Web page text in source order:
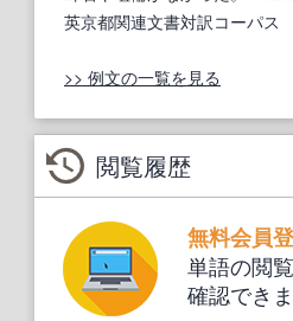
英京都関連文書対訳コーパス
>> 例文の一覧を見る
閲覧履歴
無料会員
単語の閲
確認できま